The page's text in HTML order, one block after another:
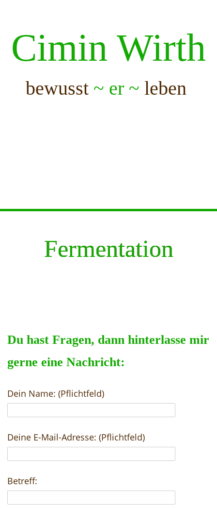
Cimin Wirth
bewusst ~ er ~ leben
Fermentation
Du hast Fragen, dann hinterlasse mir
gerne eine Nachricht:
Dein Name: (Pflichtfeld)
Deine E-Mail-Adresse: (Pflichtfeld)
Betreff: